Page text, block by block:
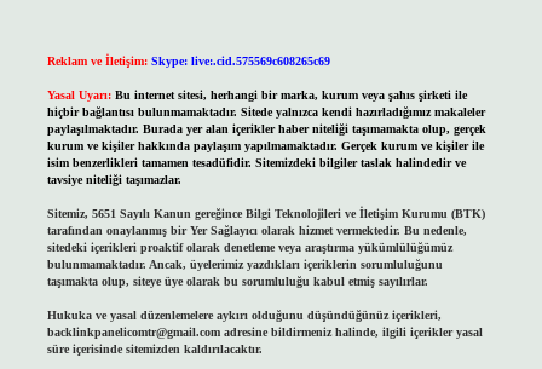
Reklam ve İletişim: Skype: live:.cid.575569c608265c69
Yasal Uyarı: Bu internet sitesi, herhangi bir marka, kurum veya şahıs şirketi ile
hiçbir bağlantısı bulunmamaktadır. Sitede yalnızca kendi hazırladığımız makaleler
paylaşılmaktadır. Burada yer alan içerikler haber niteliği taşımamakta olup, gerçek
kurum ve kişiler hakkında paylaşım yapılmamaktadır. Gerçek kurum ve kişiler ile
isim benzerlikleri tamamen tesadüfidir. Sitemizdeki bilgiler taslak halindedir ve
tavsiye niteliği taşımazlar.
Sitemiz, 5651 Sayılı Kanun gereğince Bilgi Teknolojileri ve İletişim Kurumu (BTK)
tarafından onaylanmış bir Yer Sağlayıcı olarak hizmet vermektedir. Bu nedenle,
sitedeki içerikleri proaktif olarak denetleme veya araştırma yükümlülüğümüz
bulunmamaktadır. Ancak, üyelerimiz yazdıkları içeriklerin sorumluluğunu
taşımakta olup, siteye üye olarak bu sorumluluğu kabul etmiş sayılırlar.
Hukuka ve yasal düzenlemelere aykırı olduğunu düşündüğünüz içerikleri,
backlinkpanelicomtr@gmail.comadresine bildirmeniz halinde, ilgili içerikler yasal
süre içerisinde sitemizden kaldırılacaktır.